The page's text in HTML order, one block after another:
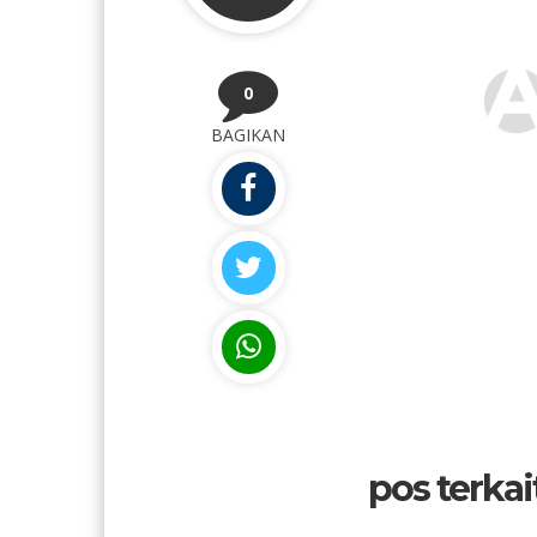
0
BAGIKAN
pos